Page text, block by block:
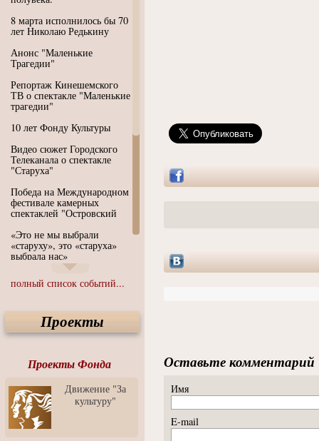
8 марта исполнилось бы 70
лет Николаю Редькину
Анонс "Маленькие
Трагедии"
Репортаж Кинешемского
ТВ о спектакле "Маленькие
трагедии"
10 лет Фонду Культуры
Видео сюжет Городского
Телеканала о спектакле
"Старуха"
Победа на Международном
фестивале камерных
спектаклей "Островский
«Это не мы выбрали
«старуху», это «старуха»
выбрала нас»
Иммерсивный спектакль
"Язык чистого полета
Спектакль "Крик" в Музее
Современного Искусства
современного искусства от
Медиа-школа "ФОКУС"
Моноспектакль
"Вертинский. Исповедь
Барона"
полный список событий...
Проекты
Проекты Фонда
Движение "За
культуру"
Оставьте комментарий
Имя
E-mail